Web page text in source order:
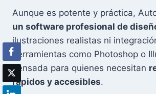
Aunque es potente y práctica,
un software profesional de
ilustraciones realistas ni
herramientas como Photoshop o
pensada para quienes necesitan
rápidos y accesibles.